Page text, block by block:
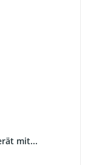
mit...